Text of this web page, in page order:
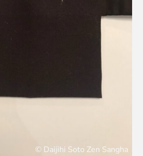
© Daijihi Soto Zen Sangha